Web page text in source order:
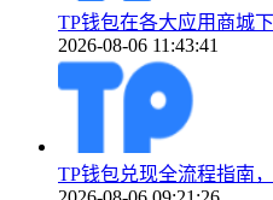
TP钱包在各大应用商城
2026-08-06 11:43:41
TP钱包兑现全流程指南